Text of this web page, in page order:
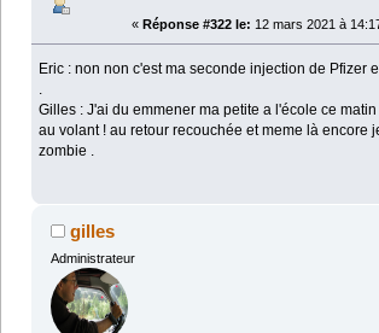
« Réponse #322 le: 12 mars 2021 à
Eric : non non c'est ma seconde injection de Pfizer
.
Gilles : J'ai du emmener ma petite a l'école ce
au volant ! au retour recouchée et meme là encore
zombie .
gilles
Administrateur